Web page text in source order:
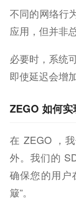
不同的网络行
应用，但并非
必要时，系统
即使延迟会增加
ZEGO 如何
在 ZEGO ，
外。我们的
确保您的用户
簸”。